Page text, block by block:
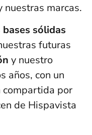
nuestras marcas.
bases sólidas
futuras
y nuestro
años, con un
compartida por
de Hispavista